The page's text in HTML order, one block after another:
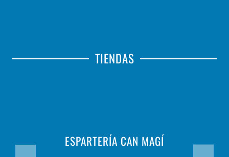
TIENDAS
ESPARTERÍA CAN MAGÍ